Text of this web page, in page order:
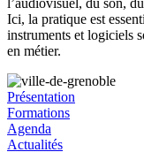
l’audiovisuel, du son,
Ici, la pratique est
instruments et logiciels
en métier.
Présentation
Formations
Agenda
Actualités